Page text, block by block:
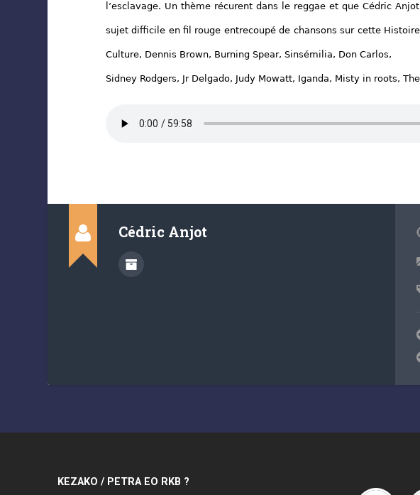
l’esclavage. Un thème récurent dans le reggae et que Cédric
sujet difficile en fil rouge entrecoupé de chansons sur cette
Culture, Dennis Brown, Burning Spear, Sinsémilia, Don Carlos,
Sidney Rodgers, Jr Delgado, Judy Mowatt, Iganda, Misty in roots,
Cédric Anjot
KEZAKO / PETRA EO RKB ?